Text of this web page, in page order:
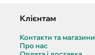
Клієнтам
Контакти та магазини
Про нас